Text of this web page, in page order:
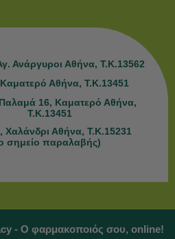
Ανάργυροι Αθήνα, Τ.Κ.13562
Αθήνα, Τ.Κ.13451
16, Καματερό Αθήνα,
Τ.Κ.13451
Χαλάνδρι Αθήνα, Τ.Κ.15231
σημείο παραλαβής)
- Ο φαρμακοποιός σου, online!